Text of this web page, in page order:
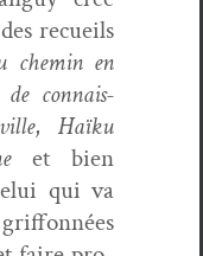
recueils
chemin en
de con­nais­
, Haïku
et bien
qui va